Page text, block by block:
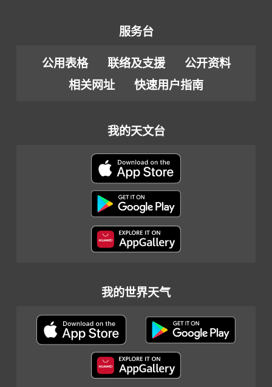
服务台
公用表格 联络及支援
公开资料
相关网址
快速用户指南
我的天文台
我的世界天气